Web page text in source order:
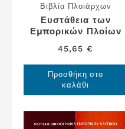
Βιβλία Πλοιάρχων
Ευστάθεια των
Εμπορικών Πλοίων
45,65€
Προσθήκη στο
καλάθι